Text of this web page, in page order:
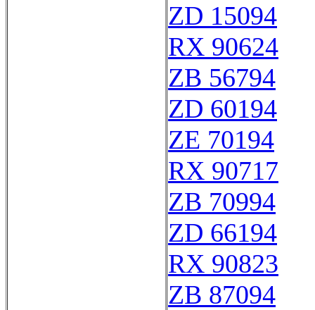
ZD 15094
RX 90624
ZB 56794
ZD 60194
ZE 70194
RX 90717
ZB 70994
ZD 66194
RX 90823
ZB 87094